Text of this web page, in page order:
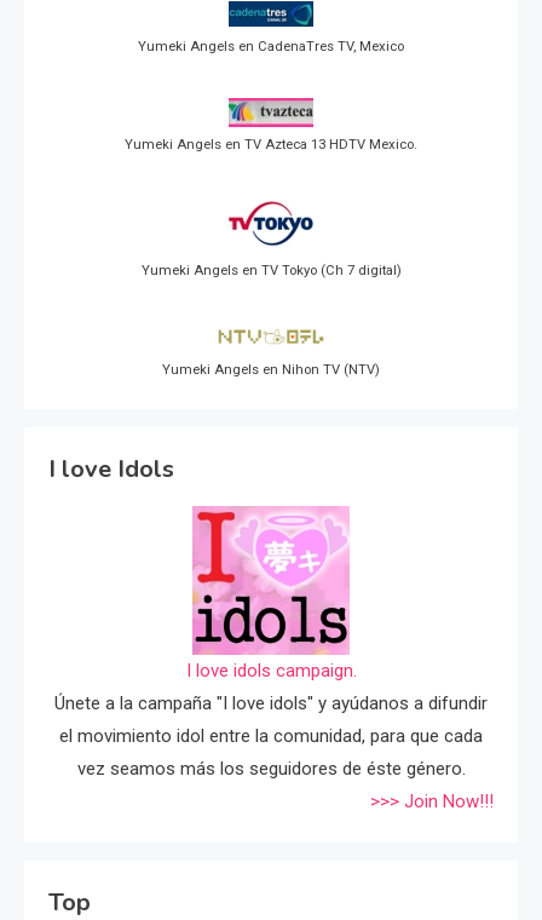
Yumeki Angels en CadenaTres TV, Mexico
Yumeki Angels en TV Azteca 13 HDTV Mexico.
Yumeki Angels en TV Tokyo (Ch 7 digital)
Yumeki Angels en Nihon TV (NTV)
I love Idols
I love idols campaign.
Únete a la campaña "I love idols" y ayúdanos a difundir
el movimiento idol entre la comunidad, para que cada
vez seamos más los seguidores de éste género.
>>> Join Now!!!
Top